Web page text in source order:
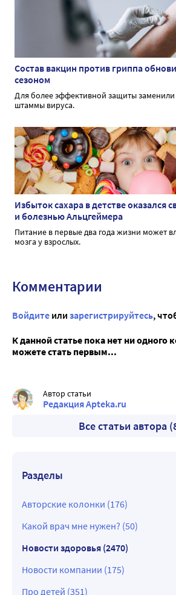
Состав вакцин против гриппа
сезоном
Для более эффективной защиты заменили
штаммы вируса.
Избыток сахара в детстве оказался
и болезнью Альцгеймера
Питание в первые два года жизни может
мозга у взрослых.
Комментарии
Войдите или зарегистрируйтесь,
К данной статье пока нет ни
можете стать первым...
Автор статьи
Редакция Apteka.ru
Все статьи автора
Разделы
Авторские колонки (176)
Какой врач мне нужен? (50)
Новости здоровья (2470)
Новости компании (175)
Про детей (351)